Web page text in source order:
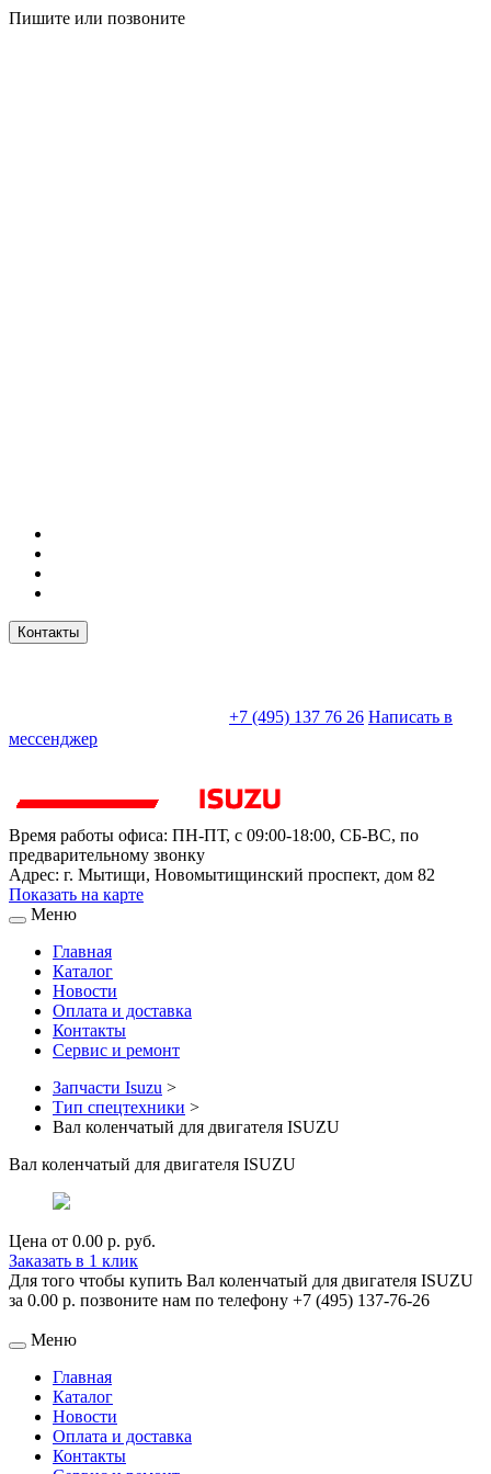
Пишите или позвоните
Контакты
+7 (495) 137 76 26 Написать в
мессенджер
Время работы офиса: ПН-ПТ, с 09:00-18:00, СБ-ВС, по
предварительному звонку
Адрес: г. Мытищи, Новомытищинский проспект, дом 82
Показать на карте
Меню
Главная
Каталог
Новости
Оплата и доставка
Контакты
Сервис и ремонт
Запчасти Isuzu >
Тип спецтехники >
Вал коленчатый для двигателя ISUZU
Вал коленчатый для двигателя ISUZU
Цена от 0.00 р. руб.
Заказать в 1 клик
Для того чтобы купить Вал коленчатый для двигателя ISUZU
за 0.00 р. позвоните нам по телефону +7 (495) 137-76-26
Меню
Главная
Каталог
Новости
Оплата и доставка
Контакты